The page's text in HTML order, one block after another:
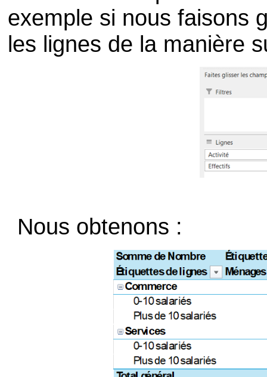
exemple si nous faisons
les lignes de la manière
Nous obtenons :